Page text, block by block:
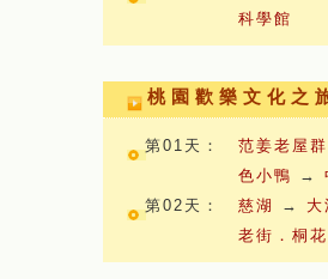
科學館
桃園歡樂文化之
第01天：
范姜老屋群
色小鴨
→
第02天：
慈湖 →
老街．桐花